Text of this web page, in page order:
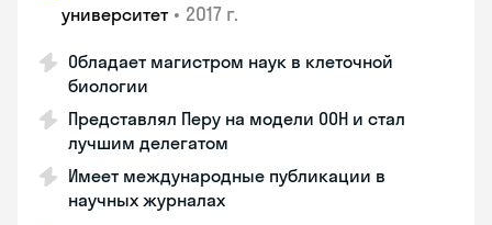
университет • 2017 г.
Обладает магистром наук в клеточной
биологии
Представлял Перу на модели ООН и стал
лучшим делегатом
Имеет международные публикации в
научных журналах